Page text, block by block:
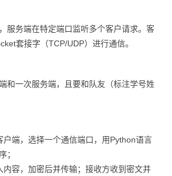
服务端在特定端口监听多个客户请求。客
套接字（TCP/UDP）进行通信。
和一次服务端，且要和队友（标注学号姓
户端，选择一个通信端口，用Python语言
；
内容，加密后并传输；接收方收到密文并